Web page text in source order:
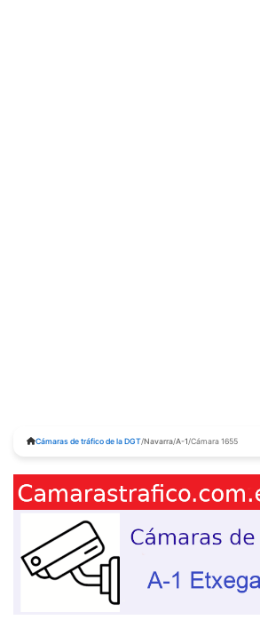
Cámaras de tráfico de la DGT/Navarra/A-1/Cámara 1655